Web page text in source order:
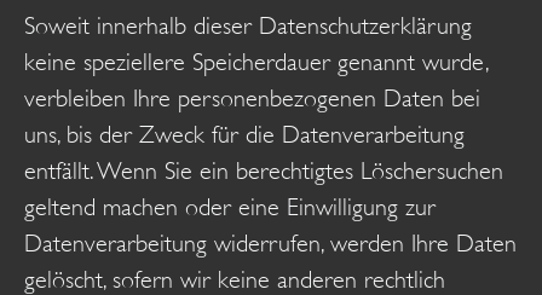
Soweit innerhalb dieser Datenschutzerklärung
keine speziellere Speicherdauer genannt wurde,
verbleiben Ihre personenbezogenen Daten bei
uns, bis der Zweck für die Datenverarbeitung
entfällt. Wenn Sie ein berechtigtes Löschersuchen
geltend machen oder eine Einwilligung zur
Datenverarbeitung widerrufen, werden Ihre Daten
gelöscht, sofern wir keine anderen rechtlich